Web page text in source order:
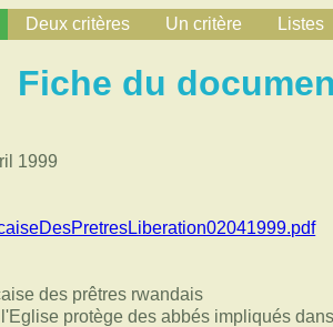
Deux critères Un critère Listes
Fiche du
1999
des prêtres rwandais
protège des abbés impliqués